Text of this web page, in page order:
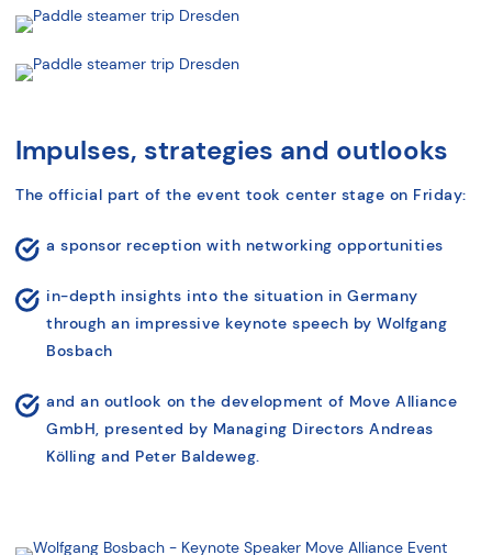
Impulses, strategies and outlooks
The official part of the event took center stage on Friday:
a sponsor reception with networking opportunities
in-depth insights into the situation in Germany
through an impressive keynote speech by Wolfgang
Bosbach
and an outlook on the development of Move Alliance
GmbH, presented by Managing Directors Andreas
Kölling and Peter Baldeweg.